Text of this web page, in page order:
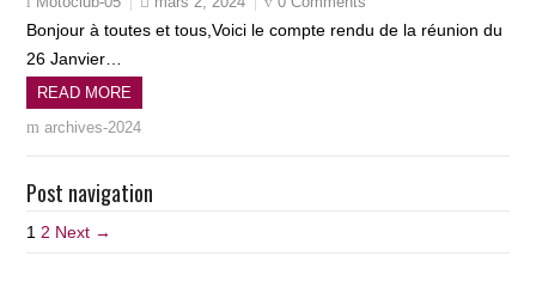
Bonjour à toutes et tous,Voici le compte rendu de la réunion du
26 Janvier…
READ MORE
archives-2024
Post navigation
1 2 Next →